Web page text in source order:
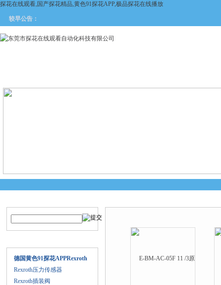
探花在线观看,国产探花精品,黄色91探花APP,极品探花在线播放
较早公告：
德国黄色91探花APPRexroth
Rexroth压力传感器
Rexroth插装阀